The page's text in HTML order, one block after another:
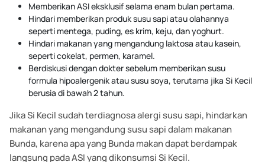
Memberikan ASI eksklusif selama enam bulan pertama.
Hindari memberikan produk susu sapi atau olahannya
seperti mentega, puding, es krim, keju, dan yoghurt.
Hindari makanan yang mengandung laktosa atau kasein,
seperti cokelat, permen, karamel.
Berdiskusi dengan dokter sebelum memberikan susu
formula hipoalergenik atau susu soya, terutama jika Si Kecil
berusia di bawah 2 tahun.
Jika Si Kecil sudah terdiagnosa alergi susu sapi, hindarkan
makanan yang mengandung susu sapi dalam makanan
Bunda, karena apa yang Bunda makan dapat berdampak
langsung pada ASI yang dikonsumsi Si Kecil.